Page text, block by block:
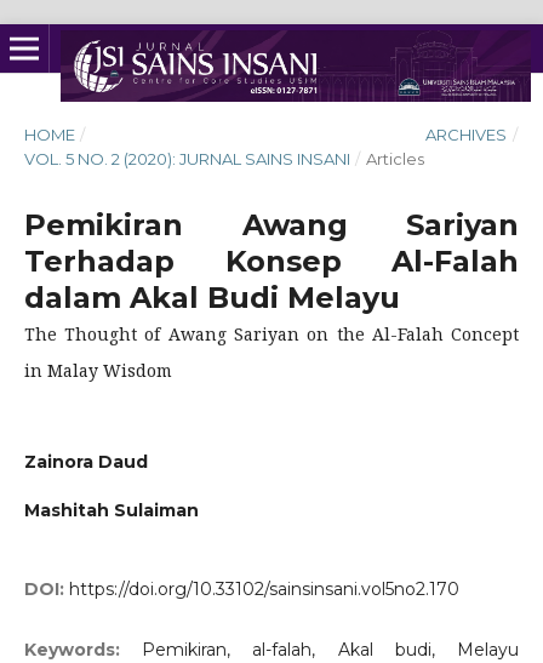
HOME / ARCHIVES /
VOL. 5 NO. 2 (2020): JURNAL SAINS INSANI / Articles
Pemikiran Awang Sariyan
Terhadap Konsep Al-Falah
dalam Akal Budi Melayu
The Thought of Awang Sariyan on the Al-Falah Concept
in Malay Wisdom
Zainora Daud
Mashitah Sulaiman
DOI: https://doi.org/10.33102/sainsinsani.vol5no2.170
Keywords:
Pemikiran, al-falah, Akal budi, Melayu